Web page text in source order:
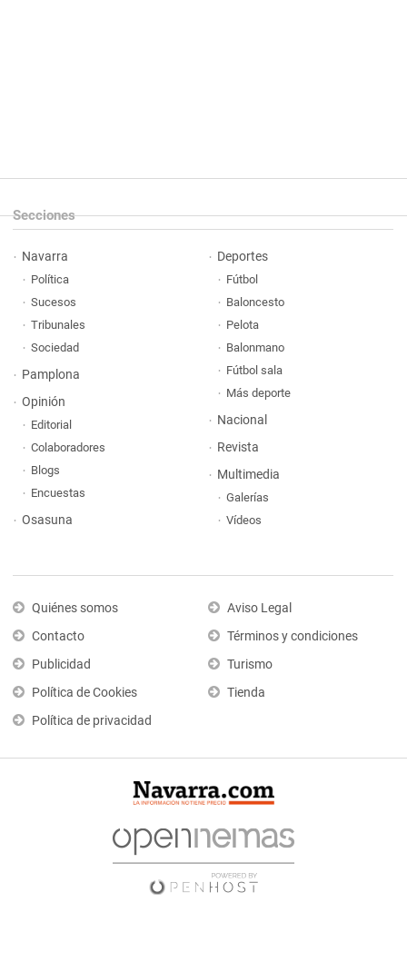
Secciones
Navarra
Política
Sucesos
Tribunales
Sociedad
Pamplona
Opinión
Editorial
Colaboradores
Blogs
Encuestas
Osasuna
Deportes
Fútbol
Baloncesto
Pelota
Balonmano
Fútbol sala
Más deporte
Nacional
Revista
Multimedia
Galerías
Vídeos
Quiénes somos
Contacto
Publicidad
Política de Cookies
Política de privacidad
Aviso Legal
Términos y condiciones
Turismo
Tienda